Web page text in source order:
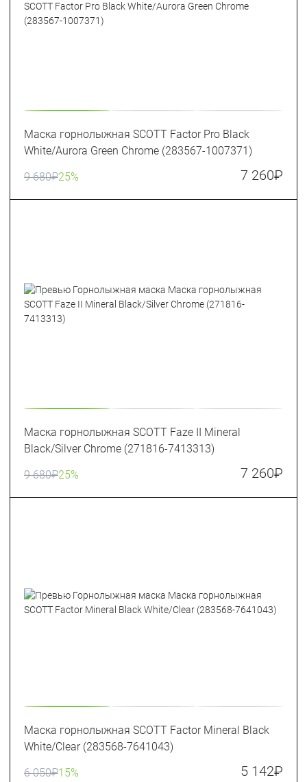
Маска горнолыжная SCOTT Factor Pro Black
White/Aurora Green Chrome (283567-1007371)
9 680₽25% 7 260₽
Маска горнолыжная SCOTT Faze II Mineral
Black/Silver Chrome (271816-7413313)
9 680₽25% 7 260₽
Маска горнолыжная SCOTT Factor Mineral Black
White/Clear (283568-7641043)
6 050₽15% 5 142₽